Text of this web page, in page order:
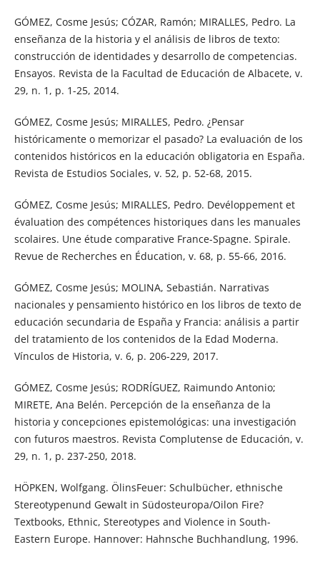
GÓMEZ, Cosme Jesús; CÓZAR, Ramón; MIRALLES, Pedro. La
enseñanza de la historia y el análisis de libros de texto:
construcción de identidades y desarrollo de competencias.
Ensayos. Revista de la Facultad de Educación de Albacete, v.
29, n. 1, p. 1-25, 2014.
GÓMEZ, Cosme Jesús; MIRALLES, Pedro. ¿Pensar
históricamente o memorizar el pasado? La evaluación de los
contenidos históricos en la educación obligatoria en España.
Revista de Estudios Sociales, v. 52, p. 52-68, 2015.
GÓMEZ, Cosme Jesús; MIRALLES, Pedro. Devéloppement et
évaluation des compétences historiques dans les manuales
scolaires. Une étude comparative France-Spagne. Spirale.
Revue de Recherches en Éducation, v. 68, p. 55-66, 2016.
GÓMEZ, Cosme Jesús; MOLINA, Sebastián. Narrativas
nacionales y pensamiento histórico en los libros de texto de
educación secundaria de España y Francia: análisis a partir
del tratamiento de los contenidos de la Edad Moderna.
Vínculos de Historia, v. 6, p. 206-229, 2017.
GÓMEZ, Cosme Jesús; RODRÍGUEZ, Raimundo Antonio;
MIRETE, Ana Belén. Percepción de la enseñanza de la
historia y concepciones epistemológicas: una investigación
con futuros maestros. Revista Complutense de Educación, v.
29, n. 1, p. 237-250, 2018.
HÖPKEN, Wolfgang. ÖlinsFeuer: Schulbücher, ethnische
Stereotypenund Gewalt in Südosteuropa/Oilon Fire?
Textbooks, Ethnic, Stereotypes and Violence in South-
Eastern Europe. Hannover: Hahnsche Buchhandlung, 1996.